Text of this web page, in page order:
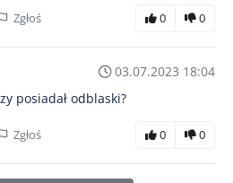
Zgłoś 0 0
03.07.2023 18:04
posiadał odblaski?
Zgłoś 0 0